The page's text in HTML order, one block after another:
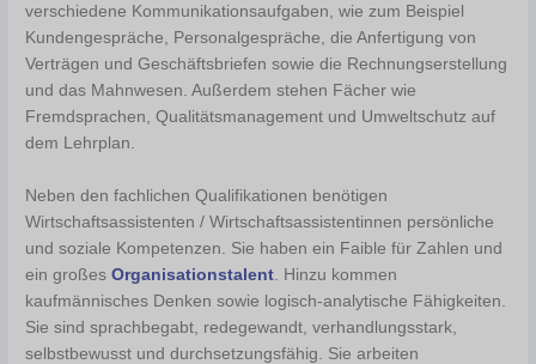
verschiedene Kommunikationsaufgaben, wie zum Beispiel
Kundengespräche, Personalgespräche, die Anfertigung von
Verträgen und Geschäftsbriefen sowie die Rechnungserstellung
und das Mahnwesen. Außerdem stehen Fächer wie
Fremdsprachen, Qualitätsmanagement und Umweltschutz auf
dem Lehrplan.
Neben den fachlichen Qualifikationen benötigen
Wirtschaftsassistenten / Wirtschaftsassistentinnen persönliche
und soziale Kompetenzen. Sie haben ein Faible für Zahlen und
ein großesOrganisationstalent . Hinzu kommen
kaufmännisches Denken sowie logisch-analytische Fähigkeiten.
Sie sind sprachbegabt, redegewandt, verhandlungsstark,
selbstbewusst und durchsetzungsfähig. Sie arbeiten